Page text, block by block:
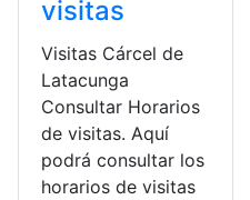
visitas
Visitas Cárcel de
Latacunga
Consultar Horarios
de visitas. Aquí
podrá consultar los
horarios de visitas